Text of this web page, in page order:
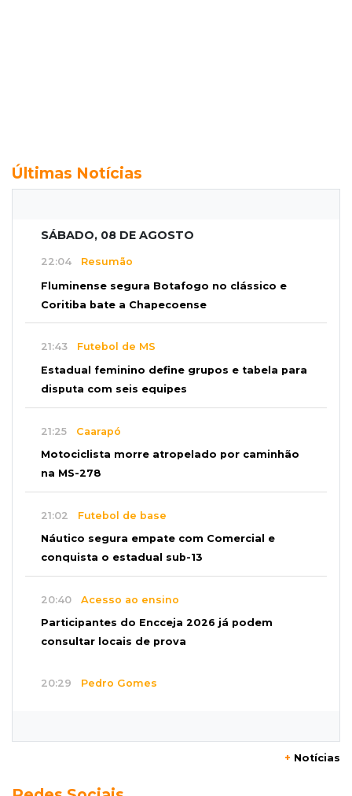
Últimas Notícias
SÁBADO, 08 DE AGOSTO
22:04 Resumão
Fluminense segura Botafogo no clássico e
Coritiba bate a Chapecoense
21:43 Futebol de MS
Estadual feminino define grupos e tabela para
disputa com seis equipes
21:25 Caarapó
Motociclista morre atropelado por caminhão
na MS-278
21:02 Futebol de base
Náutico segura empate com Comercial e
conquista o estadual sub-13
20:40 Acesso ao ensino
Participantes do Encceja 2026 já podem
consultar locais de prova
20:29 Pedro Gomes
Pantanal treina em Goiânia antes de jogo que
+ Notícias